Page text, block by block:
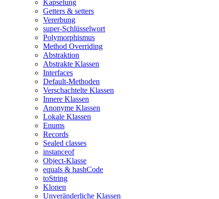
Kapselung
Getters & setters
Vererbung
super-Schlüsselwort
Polymorphismus
Method Overriding
Abstraktion
Abstrakte Klassen
Interfaces
Default-Methoden
Verschachtelte Klassen
Innere Klassen
Anonyme Klassen
Lokale Klassen
Enums
Records
Sealed classes
instanceof
Object-Klasse
equals & hashCode
toString
Klonen
Unveränderliche Klassen